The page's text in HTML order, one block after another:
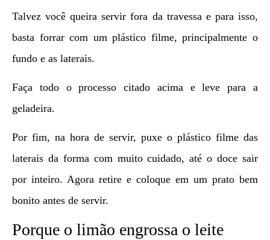
Talvez você queira servir fora da travessa e para isso,
basta forrar com um plástico filme, principalmente o
fundo e as laterais.
Faça todo o processo citado acima e leve para a
geladeira.
Por fim, na hora de servir, puxe o plástico filme das
laterais da forma com muito cuidado, até o doce sair
por inteiro. Agora retire e coloque em um prato bem
bonito antes de servir.
Porque o limão engrossa o leite